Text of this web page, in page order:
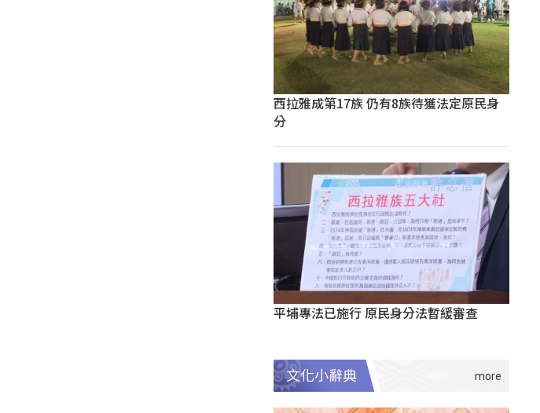
西拉雅成第17族 仍有8族待獲法定原民身
分
平埔專法已施行 原民身分法暫緩審查
文化小辭典